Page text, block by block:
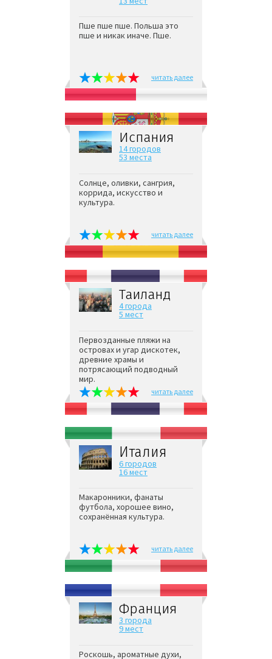
Пше пше пше. Польша это
пше и никак иначе. Пше.
читать далее
Испания
14 городов
53 места
Солнце, оливки, сангрия,
коррида, искусство и
культура.
читать далее
Таиланд
4 города
5 мест
Первозданные пляжи на
островах и угар дискотек,
древние храмы и
потрясающий подводный
мир.
читать далее
Италия
6 городов
16 мест
Макаронники, фанаты
футбола, хорошее вино,
сохранённая культура.
читать далее
Франция
3 города
9 мест
Роскошь, ароматные духи,